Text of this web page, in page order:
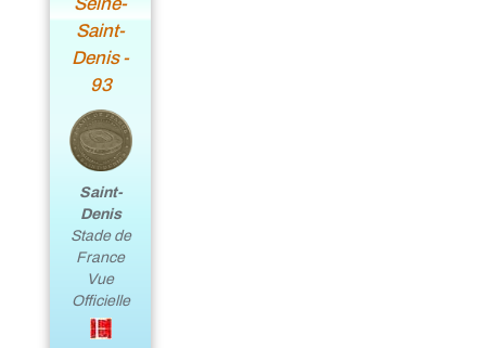
Saint-
Denis -
93
Saint-
Denis
Stade de
France
Vue
Officielle